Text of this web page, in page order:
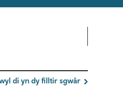
di yn dy filltir sgwâr